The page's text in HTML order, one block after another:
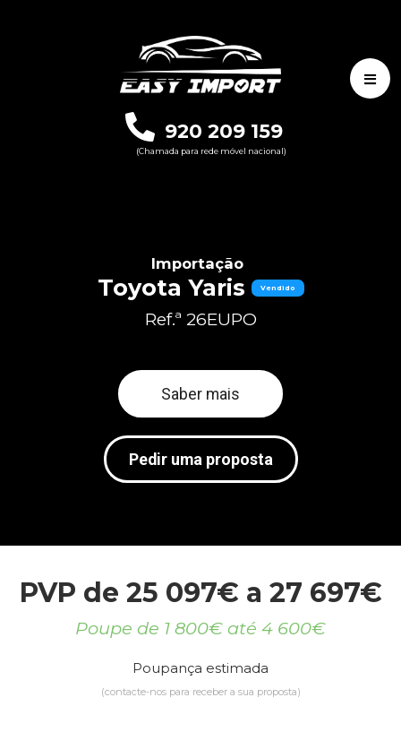
920 209 159
(Chamada para rede móvel nacional)
Importação
Toyota Yaris Vendido
Ref.ª 26EUPO
Saber mais
Pedir uma proposta
PVP de 25 097€ a 27 697€
Poupe de 1 800€ até 4 600€
Poupança estimada
(contacte-nos para receber a sua proposta)